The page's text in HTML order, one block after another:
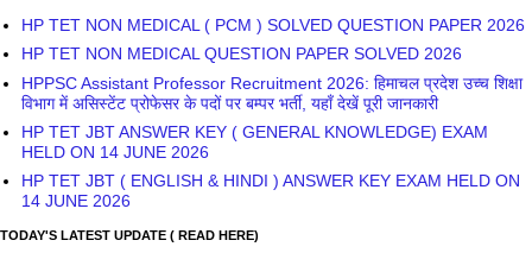
HP TET NON MEDICAL ( PCM ) SOLVED QUESTION PAPER 2026
HP TET NON MEDICAL QUESTION PAPER SOLVED 2026
HPPSC Assistant Professor Recruitment 2026: हिमाचल प्रदेश उच्च शिक्षा
विभाग में असिस्टेंट प्रोफेसर के पदों पर बम्पर भर्ती, यहाँ देखें पूरी जानकारी
HP TET JBT ANSWER KEY ( GENERAL KNOWLEDGE) EXAM
HELD ON 14 JUNE 2026
HP TET JBT ( ENGLISH & HINDI ) ANSWER KEY EXAM HELD ON
14 JUNE 2026
TODAY'S LATEST UPDATE ( READ HERE)